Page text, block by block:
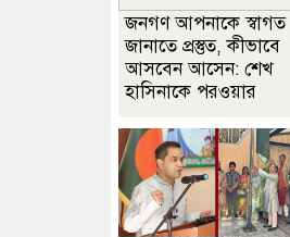
জনগণ আপনাকে স্বাগত
জানাতে প্রস্তুত, কীভাবে
আসবেন আসেন: শেখ
হাসিনাকে পরওয়ার